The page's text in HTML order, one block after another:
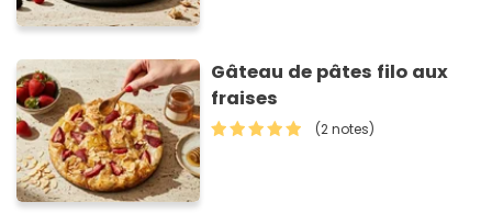
Gâteau de pâtes filo aux
fraises
(2 notes)